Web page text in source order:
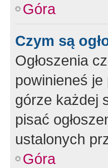
Góra
Czym są
Ogłoszenia
powinieneś
górze każdej
pisać
ustalonych
Góra